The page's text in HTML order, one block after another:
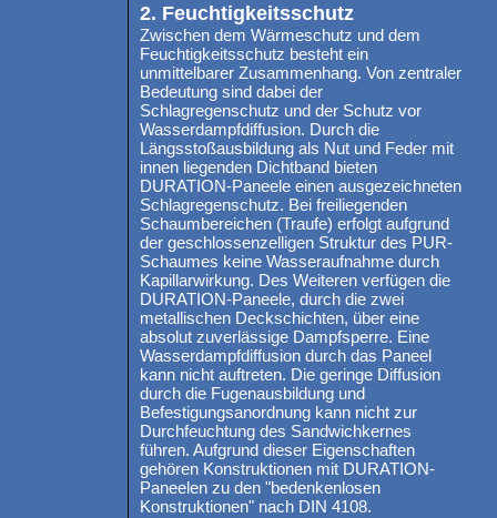
2. Feuchtigkeitsschutz
Zwischen dem Wärmeschutz und dem
Feuchtigkeitsschutz besteht ein
unmittelbarer Zusammenhang. Von zentraler
Bedeutung sind dabei der
Schlagregenschutz und der Schutz vor
Wasserdampfdiffusion. Durch die
Längsstoßausbildung als Nut und Feder mit
innen liegenden Dichtband bieten
DURATION-Paneele einen ausgezeichneten
Schlagregenschutz. Bei freiliegenden
Schaumbereichen (Traufe) erfolgt aufgrund
der geschlossenzelligen Struktur des PUR-
Schaumes keine Wasseraufnahme durch
Kapillarwirkung. Des Weiteren verfügen die
DURATION-Paneele, durch die zwei
metallischen Deckschichten, über eine
absolut zuverlässige Dampfsperre. Eine
Wasserdampfdiffusion durch das Paneel
kann nicht auftreten. Die geringe Diffusion
durch die Fugenausbildung und
Befestigungsanordnung kann nicht zur
Durchfeuchtung des Sandwichkernes
führen. Aufgrund dieser Eigenschaften
gehören Konstruktionen mit DURATION-
Paneelen zu den "bedenkenlosen
Konstruktionen" nach DIN 4108.